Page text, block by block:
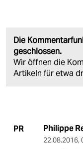
Die
geschlossen.
Wir öffnen die
Artikeln für etwa
PR Philippe
22.08.2016,